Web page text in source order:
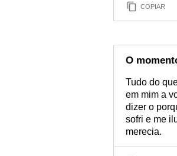
COPIAR
O
Tudo do
em mim a
dizer o
sofri e me
merecia.